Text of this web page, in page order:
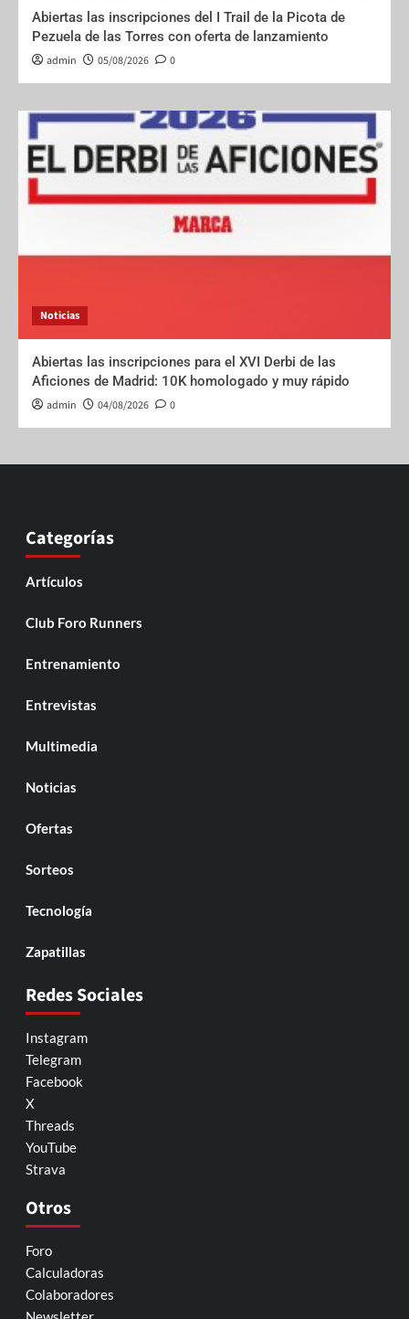
Abiertas las inscripciones del I Trail de la Picota de
Pezuela de las Torres con oferta de lanzamiento
admin 05/08/2026 0
Noticias
Abiertas las inscripciones para el XVI Derbi de las
Aficiones de Madrid: 10K homologado y muy rápido
admin 04/08/2026 0
Categorías
Artículos
Club Foro Runners
Entrenamiento
Entrevistas
Multimedia
Noticias
Ofertas
Sorteos
Tecnología
Zapatillas
Redes Sociales
Instagram
Telegram
Facebook
X
Threads
YouTube
Strava
Otros
Foro
Calculadoras
Colaboradores